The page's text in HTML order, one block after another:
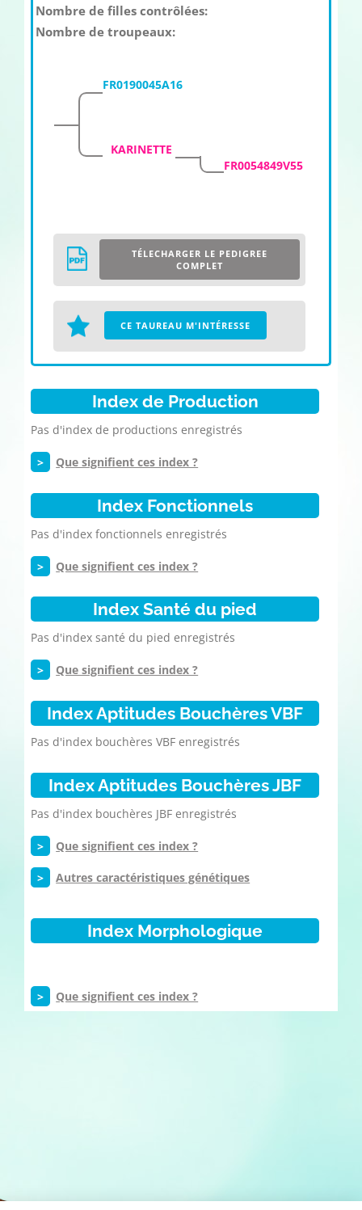
Nombre de filles contrôlées:
Nombre de troupeaux:
FR0190045A16
KARINETTE
FR0054849V55
TÉLECHARGER LE PEDIGREE
COMPLET
CE TAUREAU M'INTÉRESSE
Index de Production
Pas d'index de productions enregistrés
> Que signifient ces index ?
Index Fonctionnels
Pas d'index fonctionnels enregistrés
> Que signifient ces index ?
Index Santé du pied
Pas d'index santé du pied enregistrés
> Que signifient ces index ?
Index Aptitudes Bouchères VBF
Pas d'index bouchères VBF enregistrés
Index Aptitudes Bouchères JBF
Pas d'index bouchères JBF enregistrés
> Que signifient ces index ?
> Autres caractéristiques génétiques
Index Morphologique
> Que signifient ces index ?